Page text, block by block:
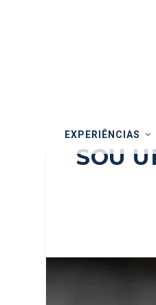
EXPERIÊNCIAS
SOU